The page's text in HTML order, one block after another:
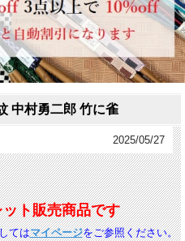
中村勇二郎 竹に雀
2025/05/27
ト販売商品です
てはマイページをご参照ください。